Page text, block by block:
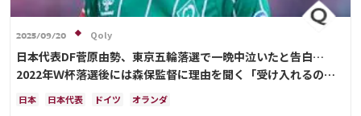
2025/09/20 Qoly
日本代表DF菅原由勢、東京五輪落選で一晩中泣いたと告白…
2022年Ｗ杯落選後には森保監督に理由を聞く「受け入れるのは
難しかった」
日本 日本代表 ドイツ オランダ